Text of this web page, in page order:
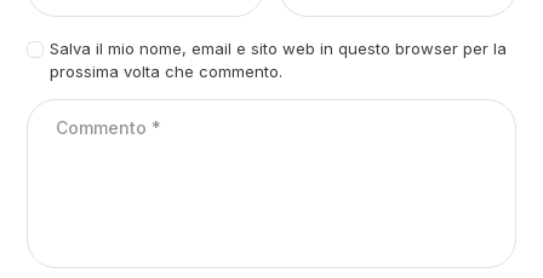
Salva il mio nome, email e sito web in questo browser per la
prossima volta che commento.